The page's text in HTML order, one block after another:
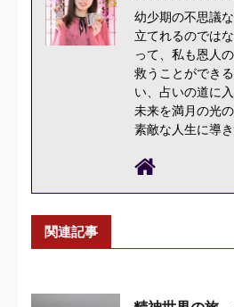
幼少期の不思議
立てれるのでは
って、私も恩人
救うことができ
い、占いの道に
未来を満月の光
素敵な人生に導き
関連記事